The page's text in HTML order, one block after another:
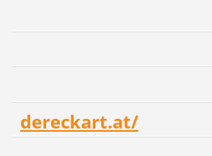
dereckart.at/